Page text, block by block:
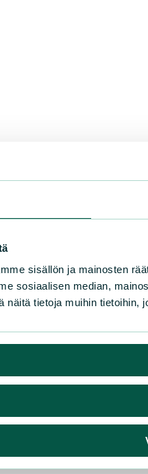
sisällön ja mainosten
sosiaalisen median,
näitä tietoja muihin tietoihin,